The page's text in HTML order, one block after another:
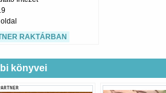
RAKTÁRBAN
könyvei